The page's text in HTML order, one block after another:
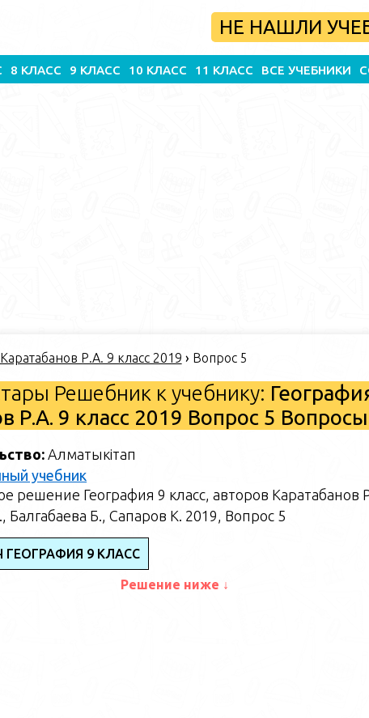
НЕ НАШЛИ
8 КЛАСС 9 КЛАСС 10 КЛАСС 11 КЛАСС ВСЕ УЧЕБНИКИ
Р.А. 9 класс 2019 › Вопрос 5
Решебник к учебнику:
Р.А. 9 класс 2019 Вопрос 5 Вопросы
Алматыкітап
учебник
решение География 9 класс, авторов Каратабанов
Балгабаева Б., Сапаров К. 2019, Вопрос 5
ГЕОГРАФИЯ 9 КЛАСС
Решение ниже ↓